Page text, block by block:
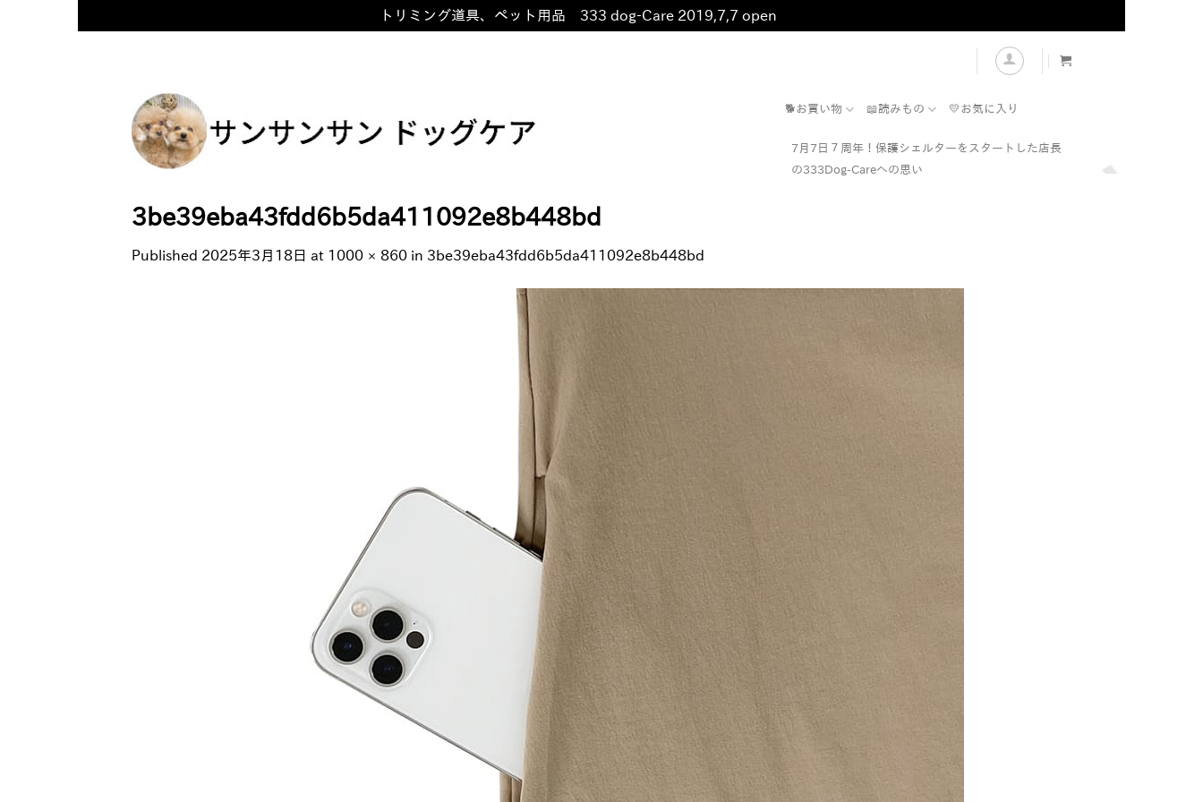
トリミング道具、ペット用品 333 dog-Care 2019,7,7 open
🐕お買い物 📖読みもの 💛お気に入り
7月7日７周年！保護シェルターをスタートした店長
の333Dog-Careへの思い
3be39eba43fdd6b5da411092e8b448bd
Published 2025年3月18日 at 1000 × 860 in 3be39eba43fdd6b5da411092e8b448bd